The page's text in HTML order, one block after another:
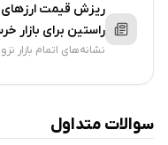
ریزش قیمت ارزهای
راستین برای بازار
نشانه‌های اتمام بازار
نهنگ‌ها، می‌توانند خبر
سوالات متداول